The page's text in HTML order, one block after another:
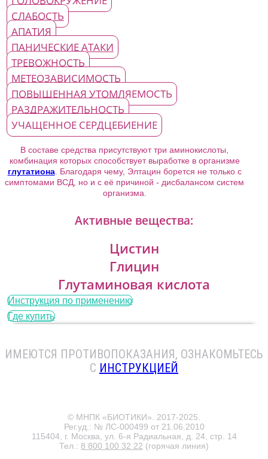
СЛАБОСТЬ
АПАТИЯ
ПАНИЧЕСКИЕ АТАКИ
ТРЕВОЖНОСТЬ
МЕТЕОЗАВИСИМОСТЬ
ПОВЫШЕННАЯ УТОМЛЯЕМОСТЬ
РАЗДРАЖИТЕЛЬНОСТЬ
УЧАЩЕННОЕ СЕРДЦЕБИЕНИЕ
В составе средства присутствуют три аминокислоты,
комбинация которых способствует выработке в организме
глутатиона. Благодаря чему, Элтацин борется не только с
симптомами ВСД, но и с её причиной - дисбалансом систем
организма.
Активные вещества:
Цистин
Глицин
Глутаминовая кислота
Инструкция по применению
Где купить
ИМЕЮТСЯ ПРОТИВОПОКАЗАНИЯ, ОЗНАКОМЬТЕСЬ
С ИНСТРУКЦИЕЙ
© МНПК «БИОТИКИ». 2017-2025.
Рег.уд.: № ЛС-000499 от 21.06.2010
115404, г. Москва, ул. 6-я Радиальная, д. 24, стр. 14
Тел.: 8 800 100 32 22 (горячая линия)